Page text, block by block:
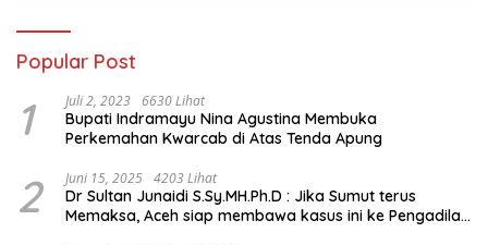
Popular Post
1 Juli 2, 2023 6630 Lihat
Bupati Indramayu Nina Agustina Membuka
Perkemahan Kwarcab di Atas Tenda Apung
2 Juni 15, 2025 4203 Lihat
Dr Sultan Junaidi S.Sy.MH.Ph.D : Jika Sumut terus
Memaksa, Aceh siap membawa kasus ini ke Pengadilan